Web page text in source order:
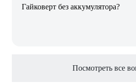
Гайковерт без аккумулятора?
Посмотреть все